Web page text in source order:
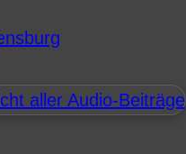
aller Audio-Beiträge